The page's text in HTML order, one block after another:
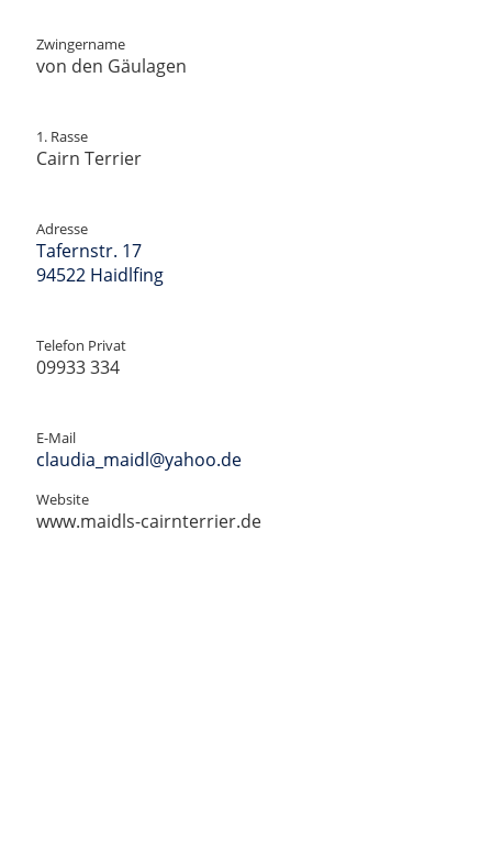
Zwingername
von den Gäulagen
1. Rasse
Cairn Terrier
Adresse
Tafernstr. 17
94522 Haidlfing
Telefon Privat
09933 334
E-Mail
claudia_maidl@yahoo.de
Website
www.maidls-cairnterrier.de